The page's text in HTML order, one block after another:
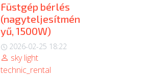
Füstgép bérlés
(nagyteljesítmén
yű, 1500W)
2026-02-25 18:22
sky light
technic_rental